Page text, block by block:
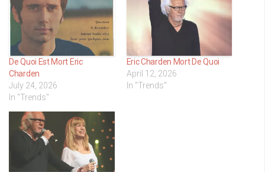
De Quoi Est Mort Eric
Charden
July 24, 2026
In "Trends"
Eric Charden Mort De Quoi
April 12, 2026
In "Trends"